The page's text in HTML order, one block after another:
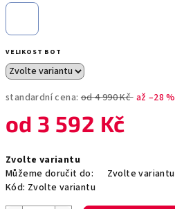
VELIKOST BOT
standardní cena: od 4 990 Kč až –28 %
od 3 592 Kč
cena:
Zvolte variantu
Můžeme doručit do:
Zvolte variantu
Kód: Zvolte variantu